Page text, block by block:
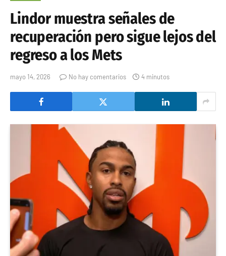
Lindor muestra señales de
recuperación pero sigue lejos del
regreso a los Mets
mayo 14, 2026 No hay comentarios 4 minutos